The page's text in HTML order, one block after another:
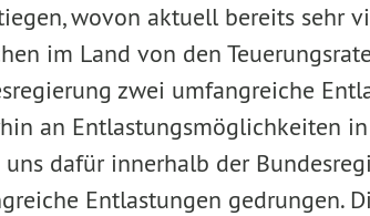
wovon aktuell bereits sehr
im Land von den
zwei umfangreiche
an Entlastungsmöglichkeiten
uns dafür innerhalb der
Entlastungen gedrungen.